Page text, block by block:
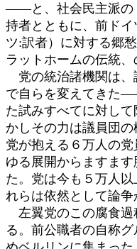
――と、社会民主派の
持者とともに、前ド
ツ:訳者）に対する郷
ラットホームの伝統、
党の統治諸機関は、
で自らを変えてきた
た試みすべてに対し
かしその力は議員団
党が抱える６万人の
ゆる展開からますま
た。党は今も５万人
れらは依然として論争
左翼党のこの腐食過
る。前公職者の自称